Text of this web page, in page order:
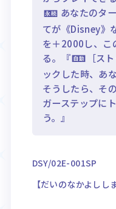
あなたのタ
てが《Disney》
を＋2000し、こ
る。『
［ス
ックした時、あ
そうしたら、そ
ガーステップに
う。』
DSY/02E-001SP
【だいのなかよしし